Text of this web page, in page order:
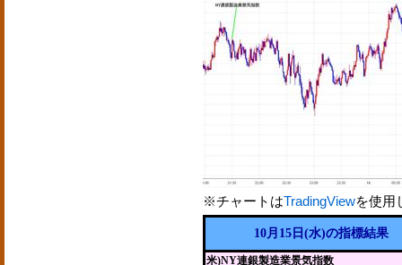
※チャートはTradingViewを使用
10月15日(水)の指標結果
米)NY連銀製造業景気指数